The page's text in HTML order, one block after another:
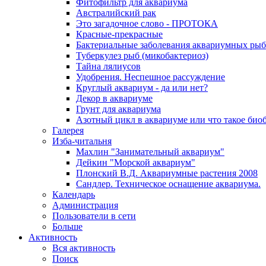
Австралийский рак
Это загадочное слово - ПРОТОКА
Красные-прекрасные
Бактериальные заболевания аквариумных рыб
Туберкулез рыб (микобактериоз)
Тайна лялиусов
Удобрения. Неспешное рассуждение
Круглый аквариум - да или нет?
Декор в аквариуме
Грунт для аквариума
Азотный цикл в аквариуме или что такое
Галерея
Изба-читальня
Махлин "Занимательный аквариум"
Дейкин "Морской аквариум"
Плонский В.Д. Аквариумные растения 2008
Сандлер. Техническое оснащение аквариума.
Календарь
Администрация
Пользователи в сети
Больше
Активность
Вся активность
Поиск